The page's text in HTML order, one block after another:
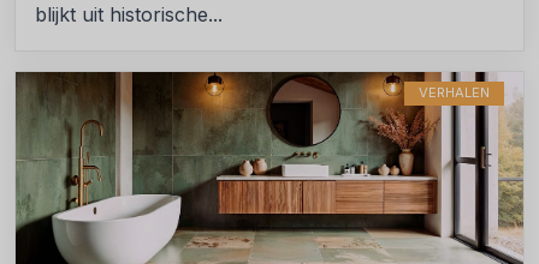
blijkt uit historische...
VERHALEN